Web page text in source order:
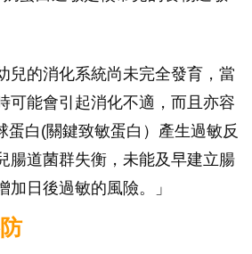
兒的消化系統尚未完全發育，當
可能會引起消化不適，而且亦容
蛋白(關鍵致敏蛋白）產生過敏反
腸道菌群失衡，未能及早建立腸
加日後過敏的風險。」